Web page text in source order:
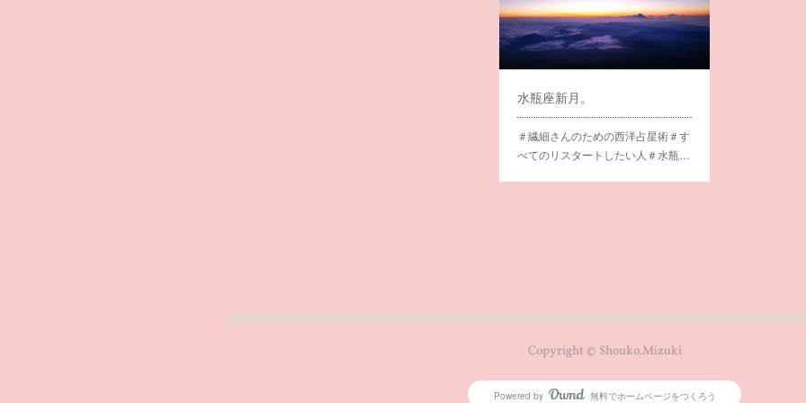
水瓶座新月。
＃繊細さんのための西洋占星術＃す
べてのリスタートしたい人＃水瓶…
Copyright © Shouko.Mizuki
Powered by 無料でホームページをつくろう